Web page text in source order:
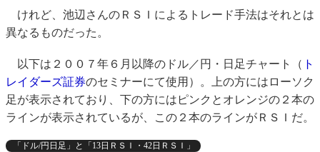
けれど、池辺さんのＲＳＩによるトレード手法はそれとは
異なるものだった。
以下は２００７年６月以降のドル／円・日足チャート（ ト
レイダーズ証券のセミナーにて使用）。上の方にはローソク
足が表示されており、下の方にはピンクとオレンジの２本の
ラインが表示されているが、この２本のラインがＲＳＩだ。
「ドル/円日足」と「13日ＲＳＩ・42日ＲＳＩ」